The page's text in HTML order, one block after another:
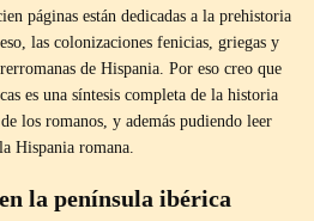
páginas están dedicadas a la prehistoria
las colonizaciones fenicias, griegas y
de Hispania. Por eso creo que
es una síntesis completa de la historia
los romanos, y además pudiendo leer
Hispania romana.
la península ibérica